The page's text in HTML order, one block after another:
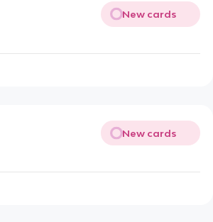
New cards
New cards